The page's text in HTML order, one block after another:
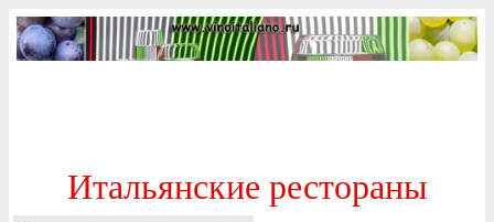
Итальянские рестораны